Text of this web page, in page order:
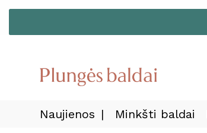
Naujienos Minkšti baldai